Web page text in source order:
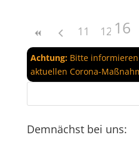
11 12 13
16
Achtung:Bitte informieren
aktuellen Corona-
Demnächst bei uns: